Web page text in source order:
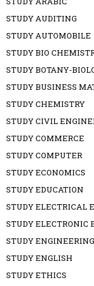
STUDY AUDITING
STUDY AUTOMOBILE
STUDY BIO
STUDY BOTANY-
STUDY BUSINESS
STUDY CHEMISTRY
STUDY CIVIL
STUDY COMMERCE
STUDY COMPUTER
STUDY ECONOMICS
STUDY EDUCATION
STUDY ELECTRICAL
STUDY ELECTRONIC
STUDY ENGINEERING
STUDY ENGLISH
STUDY ETHICS